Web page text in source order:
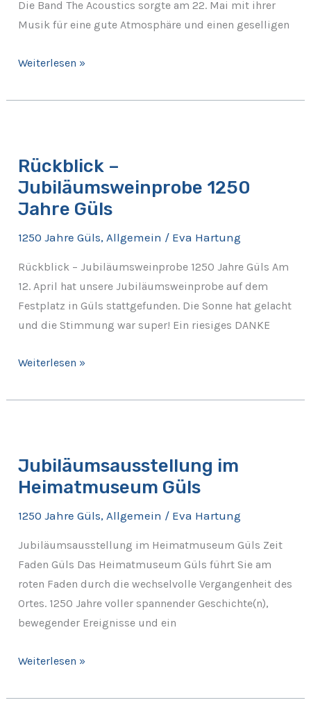
Die Band The Acoustics sorgte am 22. Mai mit ihrer
Musik für eine gute Atmosphäre und einen geselligen
Mai
Weiterlesen »
Rückblick –
Jubiläumsweinprobe 1250
Jahre Güls
1250 Jahre Güls, Allgemein / Eva Hartung
Rückblick – Jubiläumsweinprobe 1250 Jahre Güls Am
12. April hat unsere Jubiläumsweinprobe auf dem
Festplatz in Güls stattgefunden. Die Sonne hat gelacht
und die Stimmung war super! Ein riesiges DANKE
Jubiläumsweinprobe
1250
Jahre
Weiterlesen »
Jubiläumsausstellung im
Heimatmuseum Güls
1250 Jahre Güls,Allgemein / Eva Hartung
Jubiläumsausstellung im Heimatmuseum Güls Zeit
Faden Güls Das Heimatmuseum Güls führt Sie am
roten Faden durch die wechselvolle Vergangenheit des
Ortes. 1250 Jahre voller spannender Geschichte(n),
bewegender Ereignisse und ein
Heimatmuseum
Güls
Weiterlesen »